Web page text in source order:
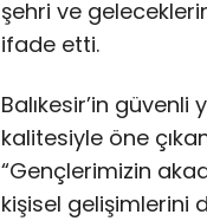
şehri ve
ifade etti.
Balıkesir’in
kalitesiyle öne
“Gençlerimizin
kişisel gelişimlerini